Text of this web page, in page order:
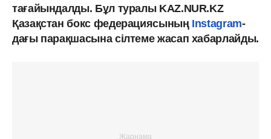
тағайындалды. Бұл туралы KAZ.NUR.KZ
Қазақстан бокс федерациясының Instagram-
дағы парақшасына сілтеме жасап хабарлайды.